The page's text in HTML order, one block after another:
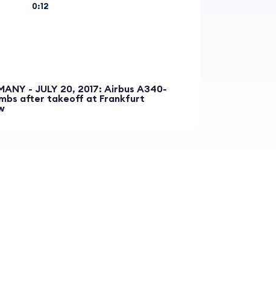
0:12
- JULY 20, 2017: Airbus A340-
after takeoff at Frankfurt